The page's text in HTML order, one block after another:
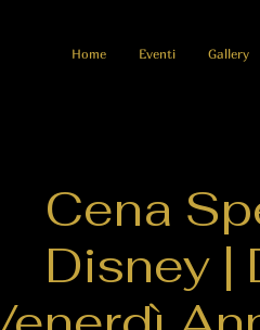
Home Eventi Gallery
Cena
Disney |